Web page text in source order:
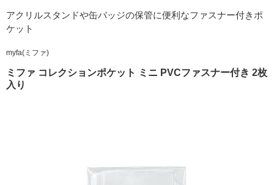
アクリルスタンドや缶バッジの保管に便利なファスナー付きポ
ケット
myfa(ミファ)
ミファ コレクションポケット ミニ PVCファスナー付き 2枚
入り